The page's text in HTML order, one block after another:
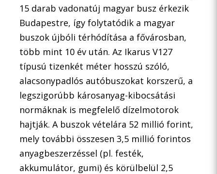
15 darab vadonatúj magyar busz érkezik
Budapestre, így folytatódik a magyar
buszok újbóli térhódítása a fővárosban,
több mint 10 év után. Az Ikarus V127
típusú tizenkét méter hosszú szóló,
alacsonypadlós autóbuszokat korszerű, a
legszigorúbb károsanyag-kibocsátási
normáknak is megfelelő dízelmotorok
hajtják. A buszok vételára 52 millió forint,
mely további összesen 3,5 millió forintos
anyagbeszerzéssel (pl. festék,
akkumulátor, gumi) és körülbelül 2,5